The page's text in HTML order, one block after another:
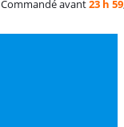
Commandé avant23 h 59